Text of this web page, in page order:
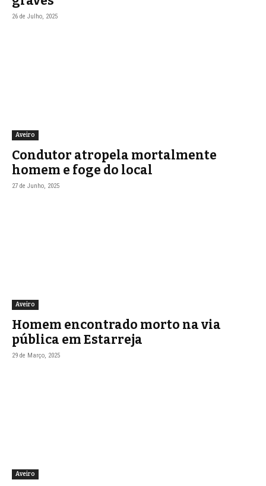
26 de Julho, 2025
Aveiro
Condutor atropela mortalmente
homem e foge do local
27 de Junho, 2025
Aveiro
Homem encontrado morto na via
pública em Estarreja
29 de Março, 2025
Aveiro